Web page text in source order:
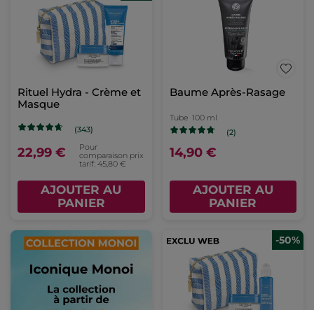
Rituel Hydra - Crème et
Masque
(343)
22,99 €
Pour
comparaison prix
tarif: 45,80 €
AJOUTER AU
PANIER
Baume Après-Rasage
Tube 100 ml
(2)
14,90 €
AJOUTER AU
PANIER
-50%